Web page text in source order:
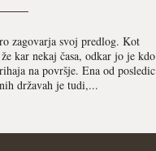
zagovarja svoj predlog. Kot
kar nekaj časa, odkar jo je kdo
na površje. Ena od posledic
državah je tudi,...